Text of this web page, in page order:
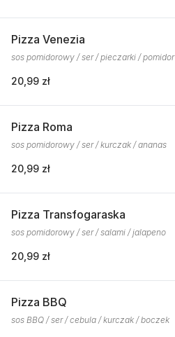
Pizza Venezia
sos pomidorowy / ser / pieczarki / pomidor
20,99 zł
Pizza Roma
sos pomidorowy / ser / kurczak / ananas
20,99 zł
Pizza Transfogaraska
sos pomidorowy / ser / salami / jalapeno
20,99 zł
Pizza BBQ
sos BBQ / ser / cebula / kurczak / boczek